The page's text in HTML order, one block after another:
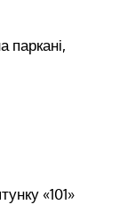
паркані,
«101»